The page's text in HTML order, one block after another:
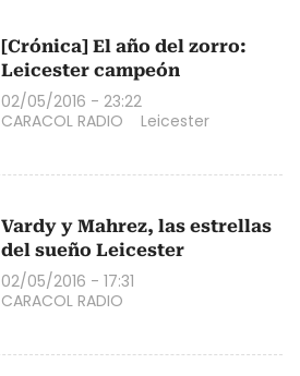
[Crónica] El año del zorro:
Leicester campeón
02/05/2016 - 23:22
CARACOL RADIO
Leicester
Vardy y Mahrez, las estrellas
del sueño Leicester
02/05/2016 - 17:31
CARACOL RADIO